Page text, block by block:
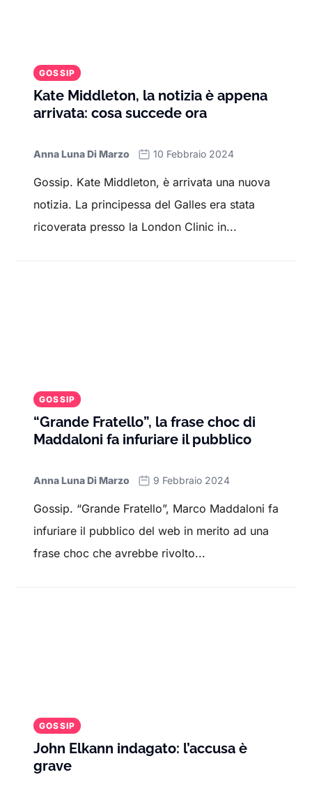
GOSSIP
Kate Middleton, la notizia è appena
arrivata: cosa succede ora
Anna Luna Di Marzo 10 Febbraio 2024
Gossip. Kate Middleton, è arrivata una nuova
notizia. La principessa del Galles era stata
ricoverata presso la London Clinic in...
GOSSIP
“Grande Fratello”, la frase choc di
Maddaloni fa infuriare il pubblico
Anna Luna Di Marzo 9 Febbraio 2024
Gossip. “Grande Fratello”, Marco Maddaloni fa
infuriare il pubblico del web in merito ad una
frase choc che avrebbe rivolto...
GOSSIP
John Elkann indagato: l’accusa è
grave